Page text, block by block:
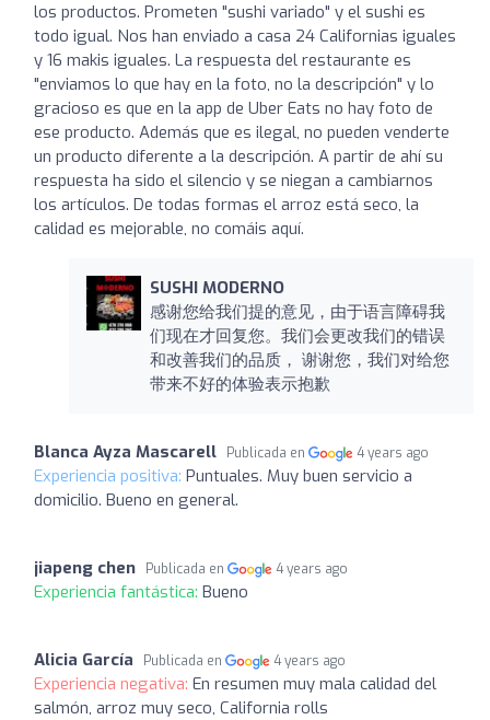
los productos. Prometen "sushi variado" y el sushi es
todo igual. Nos han enviado a casa 24 Californias iguales
y 16 makis iguales. La respuesta del restaurante es
"enviamos lo que hay en la foto, no la descripción" y lo
gracioso es que en la app de Uber Eats no hay foto de
ese producto. Además que es ilegal, no pueden venderte
un producto diferente a la descripción. A partir de ahí su
respuesta ha sido el silencio y se niegan a cambiarnos
los artículos. De todas formas el arroz está seco, la
calidad es mejorable, no comáis aquí.
SUSHI MODERNO
感谢您给我们提的意见，由于语言障碍我
们现在才回复您。我们会更改我们的错误
和改善我们的品质， 谢谢您，我们对给您
带来不好的体验表示抱歉
Blanca Ayza Mascarell Publicada en 4 years ago
Experiencia positiva: Puntuales. Muy buen servicio a
domicilio. Bueno en general.
jiapeng chen Publicada en 4 years ago
Experiencia fantástica: Bueno
Alicia García Publicada en 4 years ago
Experiencia negativa: En resumen muy mala calidad del
salmón, arroz muy seco, California rolls